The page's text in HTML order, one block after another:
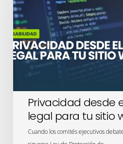
Diseño:
UX
legal
para
tu
Privacidad desde
legal para tu sitio
Cuando los comités ejecutivos